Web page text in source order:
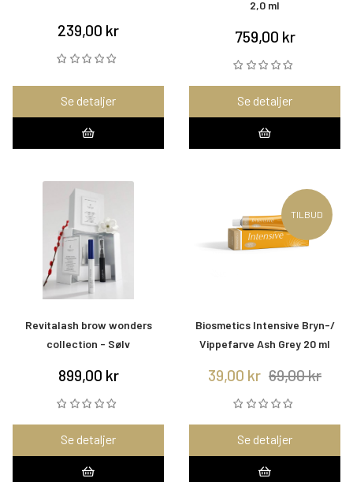
239,00 kr
Se detaljer
2,0 ml
759,00 kr
Se detaljer
Revitalash brow wonders
collection - Sølv
899,00 kr
Se detaljer
TILBUD
Biosmetics Intensive Bryn-/
Vippefarve Ash Grey 20 ml
39,00 kr 69,00 kr
Se detaljer